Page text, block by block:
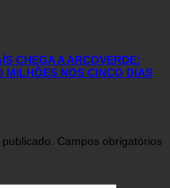
CHEGA A ARCOVERDE:
MILHÕES NOS CINCO DIAS
Campos obrigatórios